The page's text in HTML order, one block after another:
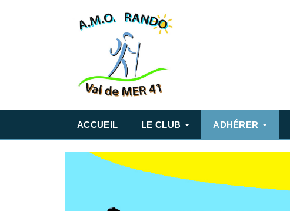
ACCUEIL LE CLUB ADHÉRER